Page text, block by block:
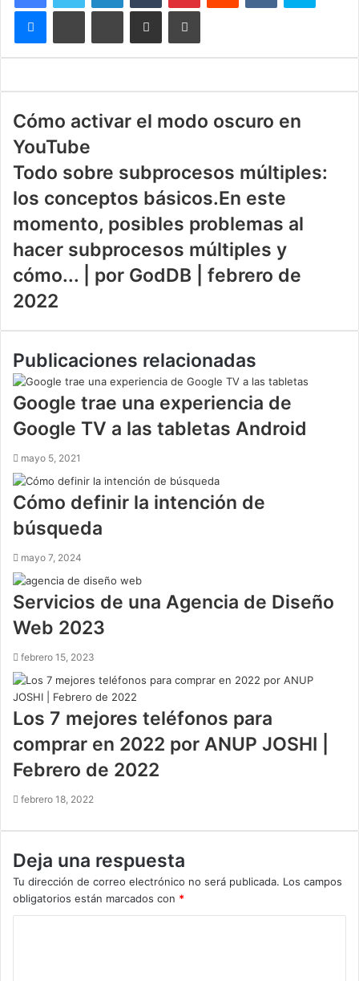
MessengerWhatsAppTelegramCompartir por correo electrónicoImprimir
Cómo activar el modo oscuro en
YouTube
Todo sobre subprocesos múltiples:
los conceptos básicos.En este
momento, posibles problemas al
hacer subprocesos múltiples y
cómo... | por GodDB | febrero de
2022
Publicaciones relacionadas
Google trae una experiencia de
Google TV a las tabletas Android
mayo 5, 2021
Cómo definir la intención de
búsqueda
mayo 7, 2024
Servicios de una Agencia de Diseño
Web 2023
febrero 15, 2023
Los 7 mejores teléfonos para
comprar en 2022 por ANUP JOSHI |
Febrero de 2022
febrero 18, 2022
Deja una respuesta
Tu dirección de correo electrónico no será publicada. Los campos
obligatorios están marcados con *